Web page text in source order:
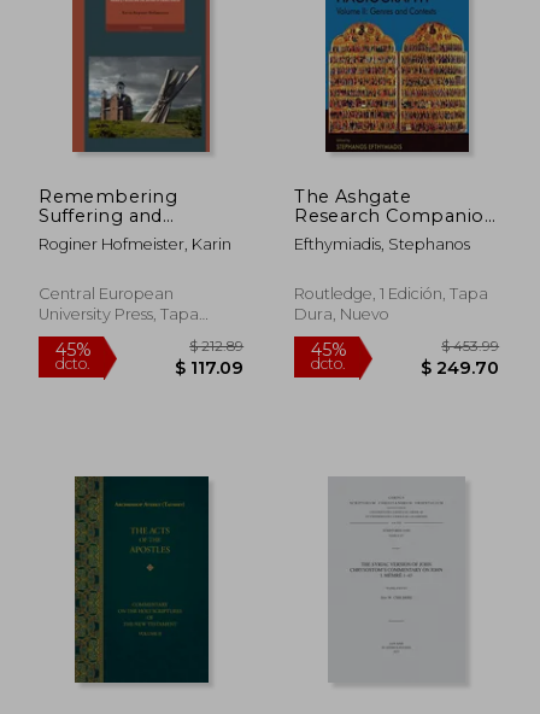
45%
dcto.
Remembering
Suffering and
Resistance: Memory
Politics and the
Church (en Inglés)
Roginer Hofmeister, Karin
Central European
University Press, Tapa
Dura, Nuevo
45%
dcto.
The Ashgate
Research Companion
to Byzantine
Hagiography: Volume
Contexts (en Inglés)
Efthymiadis, Stephanos
Routledge, 1 Edición, Tapa
Dura, Nuevo